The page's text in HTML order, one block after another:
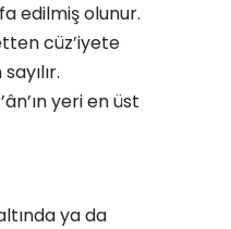
edilmiş olunur.
cüz’iyete
yeri en üst
ya da